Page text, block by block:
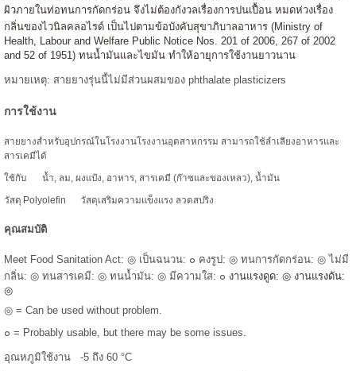
ผิวภายในท่อทนการกัดกร่อน จึงไม่ต้องกังวลเรื่องการปนเปื้อน หมดห่วงเรื่อง
กลิ่นของไวนิลคลอไรด์ เป็นไปตามข้อบังคับสุขาภิบาลอาหาร (Ministry of
Health, Labour and Welfare Public Notice Nos. 201 of 2006, 267 of 2002
and 52 of 1951) ทนน้ำมันและไขมัน ทำให้อายุการใช้งานยาวนาน
หมายเหตุ: สายยางรุ่นนี้ไม่มีส่วนผสมของ phthalate plasticizers
การใช้งาน
สายยางสำหรับอุปกรณ์ในโรงงานโรงงานอุตสาหกรรม สามารถใช้ลำเลียงอาหารและ
สารเคมีได้
ใช้กับ น้ำ, ลม, ผงแป้ง, อาหาร, สารเคมี (ก๊าซและของเหลว), น้ำมัน
วัสดุ Polyolefin วัสดุเสริมความแข็งแรง ลวดสปริง
คุณสมบัติ
Meet Food Sanitation Act: ◎ เป็นฉนวน: ๐ คงรูป: ◎ ทนการกัดกร่อน: ◎ ไม่มี
กลิ่น: ◎ ทนสารเคมี: ◎ ทนน้ำมัน: ◎ มีความใส: ๐ งานแรงดูด: ◎ งานแรงดัน:
◎
◎ = Can be used without problem.
๐ = Probably usable, but there may be some issues.
อุณหภูมิใช้งาน -5 ถึง 60 °C